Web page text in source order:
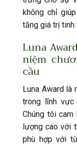
không chỉ
tăng giá trị tinh
Luna
niệm
cầu
Luna Award là
trong lĩnh
Chúng tôi
lượng cao với
phù hợp với